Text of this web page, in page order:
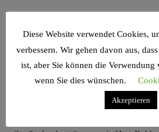
SCHWABACH
,ST2409 TEMPO ,
Regelsbach (je/dn) Am 27.08.2021
einer Bürgerinitiative, des
sowie Bürgermeister Felix Fröhlich,
Diese Website verwendet Cookies,
verbessern. Wir gehen davon aus,
ist, aber Sie können die Verwendung
wenn Sie dies wünschen.
Akzeptieren